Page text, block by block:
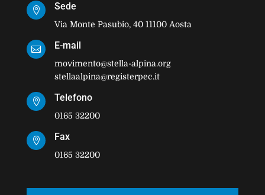
 Sede
Via Monte Pasubio, 40 11100 Aosta
 E-mail
movimento@stella-alpina.org
stellaalpina@registerpec.it
 Telefono
0165 32200
 Fax
0165 32200